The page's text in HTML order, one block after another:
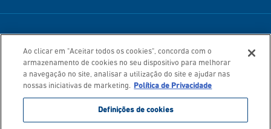
© 2026. Todos os direitos reservados.
Termos de Uso
Política de Privacidade
Mapa do Site
Ao clicar em "Aceitar todos os cookies", concorda com o
armazenamento de cookies no seu dispositivo para melhorar
a navegação no site, analisar a utilização do site e ajudar nas
nossas iniciativas de marketing.
Política de Privacidade
Definições de cookies